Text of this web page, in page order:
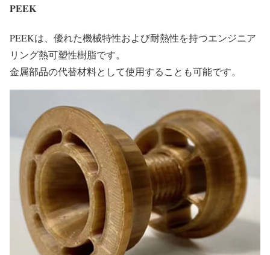
PEEK
PEEKは、優れた機械特性および耐熱性を持つエンジニア
リング熱可塑性樹脂です。
金属部品の代替材料として使用することも可能です。